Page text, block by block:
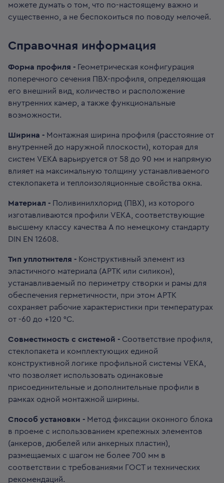
можете думать о том, что по-настоящему важно и
существенно, а не беспокоиться по поводу мелочей.
Справочная информация
Форма профиля - Геометрическая конфигурация
поперечного сечения ПВХ-профиля, определяющая
его внешний вид, количество и расположение
внутренних камер, а также функциональные
возможности.
Ширина - Монтажная ширина профиля (расстояние от
внутренней до наружной плоскости), которая для
систем VEKA варьируется от 58 до 90 мм и напрямую
влияет на максимальную толщину устанавливаемого
стеклопакета и теплоизоляционные свойства окна.
Материал - Поливинилхлорид (ПВХ), из которого
изготавливаются профили VEKA, соответствующие
высшему классу качества А по немецкому стандарту
DIN EN 12608.
Тип уплотнителя - Конструктивный элемент из
эластичного материала (АРТК или силикон),
устанавливаемый по периметру створки и рамы для
обеспечения герметичности, при этом АРТК
сохраняет рабочие характеристики при температурах
от -60 до +120 °C.
Совместимость с системой - Соответствие профиля,
стеклопакета и комплектующих единой
конструктивной логике профильной системы VEKA,
что позволяет использовать одинаковые
присоединительные и дополнительные профили в
рамках одной монтажной ширины.
Способ установки - Метод фиксации оконного блока
в проеме с использованием крепежных элементов
(анкеров, дюбелей или анкерных пластин),
размещаемых с шагом не более 700 мм в
соответствии с требованиями ГОСТ и технических
рекомендаций.